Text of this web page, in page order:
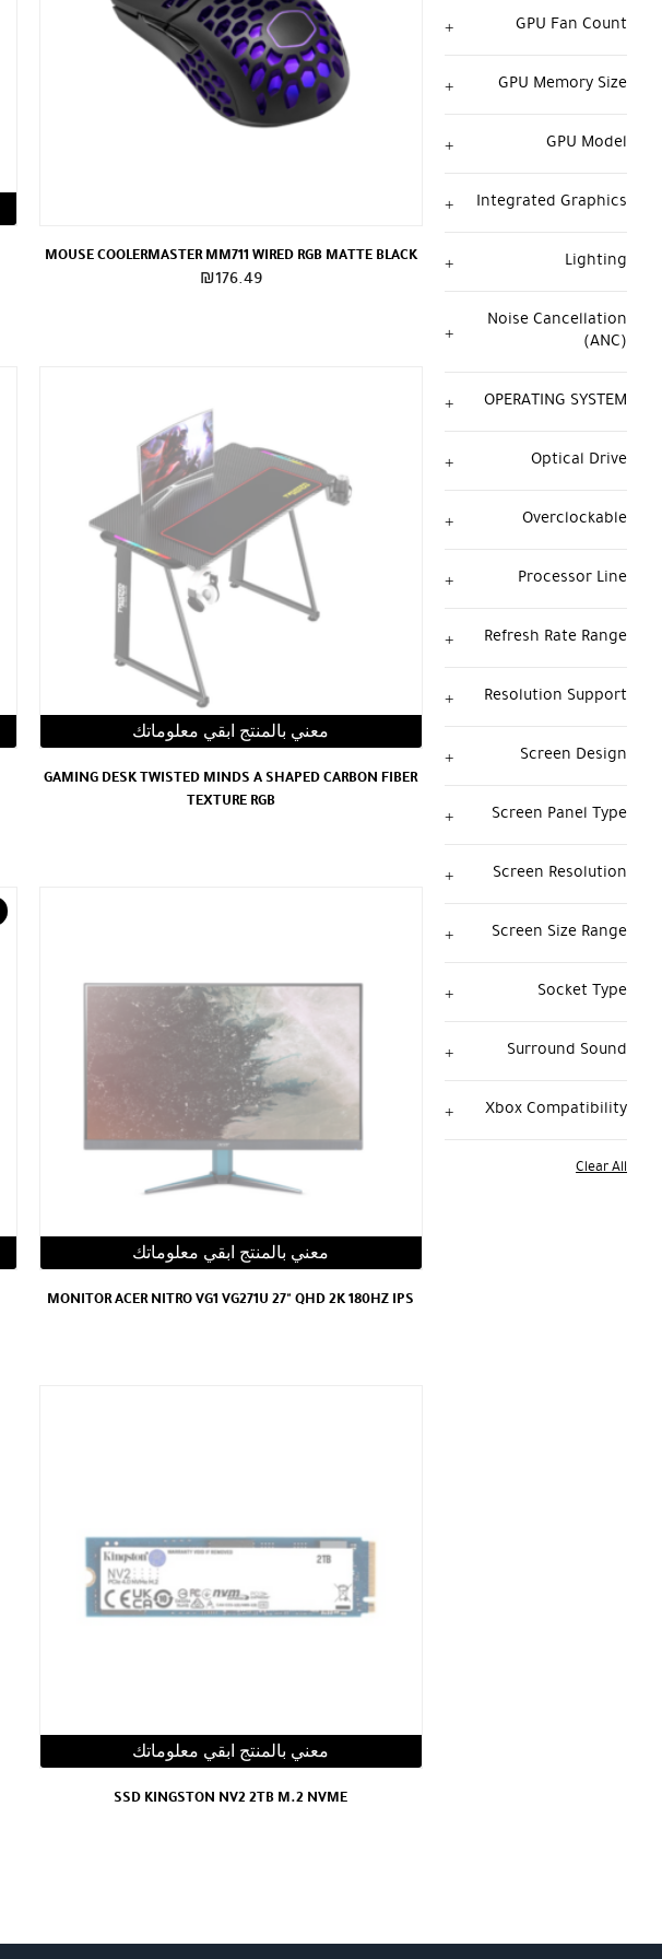
GPU Fan Count
GPU Memory Size
GPU Model
Integrated Graphics
Lighting
Noise Cancellation
(ANC)
OPERATING SYSTEM
Optical Drive
Overclockable
Processor Line
Refresh Rate Range
Resolution Support
Screen Design
Screen Panel Type
Screen Resolution
Screen Size Range
Socket Type
Surround Sound
Xbox Compatibility
Clear All
MOUSE COOLERMASTER MM711 WIRED RGB MATTE BLACK
₪176.49
معني بالمنتج ابقي معلوماتك
GAMING DESK TWISTED MINDS A SHAPED CARBON FIBER
TEXTURE RGB
معني بالمنتج ابقي معلوماتك
MONITOR ACER NITRO VG1 VG271U 27" QHD 2K 180HZ IPS
معني بالمنتج ابقي معلوماتك
SSD KINGSTON NV2 2TB M.2 NVME